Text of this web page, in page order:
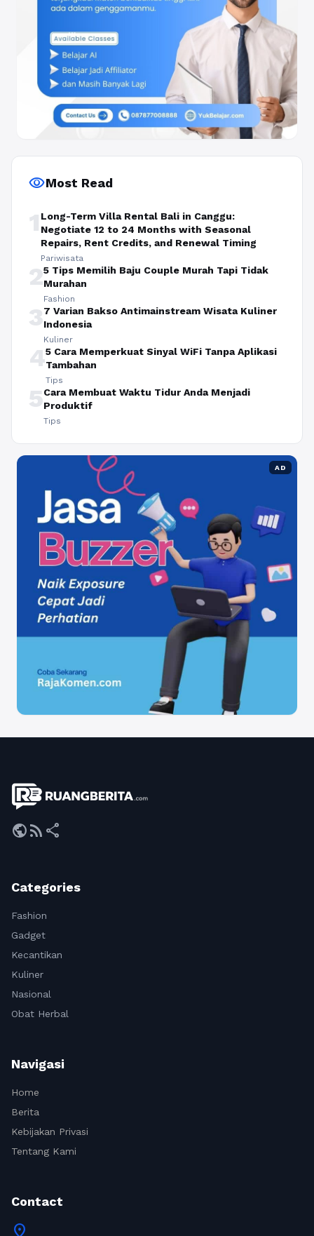
visibilityMost Read
1 Long-Term Villa Rental Bali in Canggu:
Negotiate 12 to 24 Months with Seasonal
Repairs, Rent Credits, and Renewal Timing
Pariwisata
25 Tips Memilih Baju Couple Murah Tapi Tidak
Murahan
Fashion
37 Varian Bakso Antimainstream Wisata Kuliner
Indonesia
Kuliner
45 Cara Memperkuat Sinyal WiFi Tanpa Aplikasi
Tambahan
Tips
5Cara Membuat Waktu Tidur Anda Menjadi
Produktif
Tips
AD
publicrss_feed share
Categories
Fashion
Gadget
Kecantikan
Kuliner
Nasional
Obat Herbal
Navigasi
Home
Berita
Kebijakan Privasi
Tentang Kami
Contact
location_on